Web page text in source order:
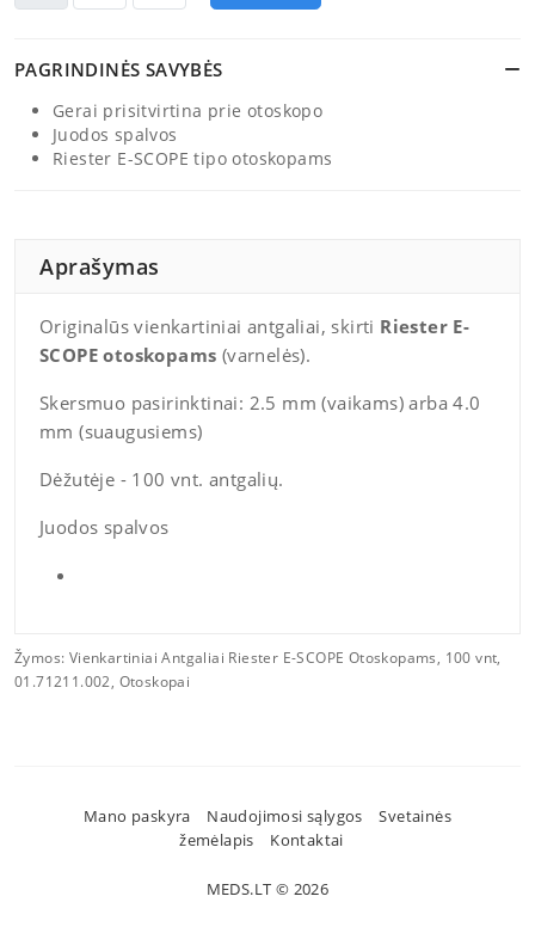
PAGRINDINĖS SAVYBĖS
Gerai prisitvirtina prie otoskopo
Juodos spalvos
Riester E-SCOPE tipo otoskopams
Aprašymas
Originalūs vienkartiniai antgaliai, skirti Riester E-
SCOPE otoskopams (varnelės).
Skersmuo pasirinktinai: 2.5 mm (vaikams) arba 4.0
mm (suaugusiems)
Dėžutėje - 100 vnt. antgalių.
Juodos spalvos
Žymos: Vienkartiniai Antgaliai Riester E-SCOPE Otoskopams, 100 vnt,
01.71211.002, Otoskopai
Mano paskyra Naudojimosi sąlygos
Svetainės
žemėlapis
Kontaktai
MEDS.LT © 2026